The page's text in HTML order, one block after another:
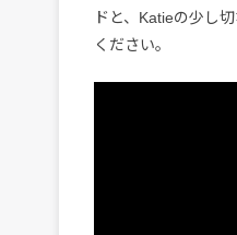
ドと、Katieの少し
ください。